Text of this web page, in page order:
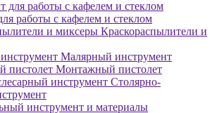
работы с кафелем и стеклом
Краскораспылители и
Малярный инструмент
Монтажный пистолет
Столярно-